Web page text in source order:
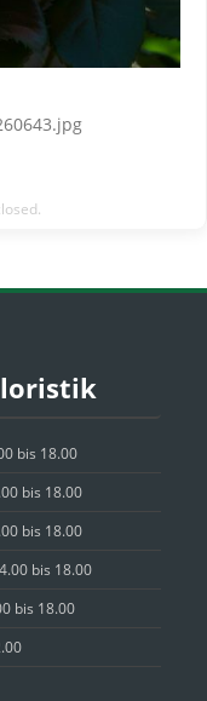
bis 18.00
bis 18.00
bis 18.00
bis 18.00
bis 18.00